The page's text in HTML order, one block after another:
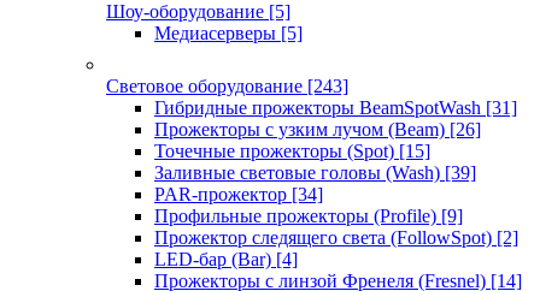
Шоу-оборудование [5]
Медиасерверы [5]
Световое оборудование [243]
Гибридные прожекторы BeamSpotWash [31]
Прожекторы с узким лучом (Beam) [26]
Точечные прожекторы (Spot) [15]
Заливные световые головы (Wash) [39]
PAR-прожектор [34]
Профильные прожекторы (Profile) [9]
Прожектор следящего света (FollowSpot) [2]
LED-бар (Bar) [4]
Прожекторы с линзой Френеля (Fresnel) [14]